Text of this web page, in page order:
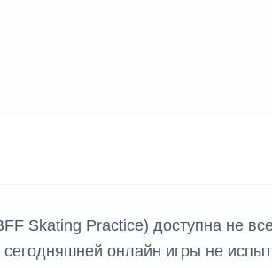
Skating Practice) доступна не
онлайн игры не